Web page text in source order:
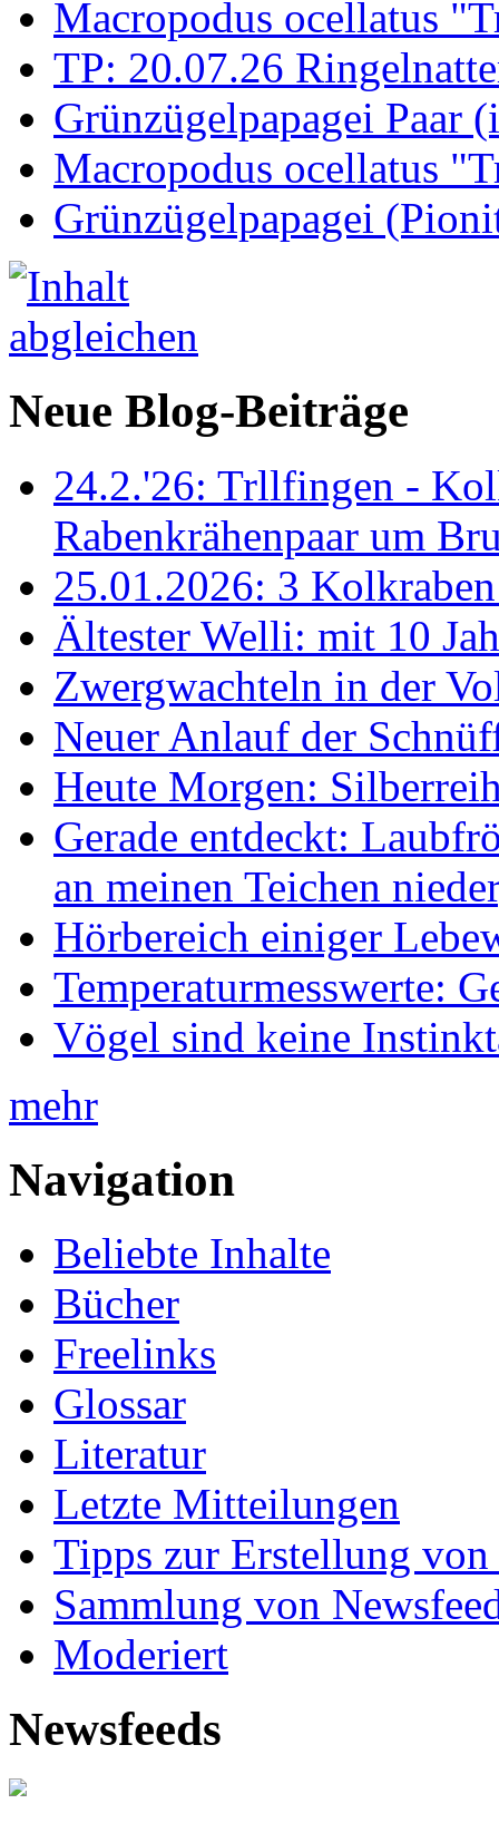
Macropodus ocellatus
TP: 20.07.26
Grünzügelpapagei Paar
Macropodus ocellatus
Grünzügelpapagei
Neue Blog-Beiträge
24.2.'26: Trllfingen -
Rabenkrähenpaar um
25.01.2026: 3
Ältester Welli: mit 10
Zwergwachteln in der
Neuer Anlauf der
Heute Morgen:
Gerade entdeckt:
an meinen Teichen
Hörbereich einiger
Temperaturmesswerte:
Vögel sind keine
mehr
Navigation
Beliebte Inhalte
Bücher
Freelinks
Glossar
Literatur
Letzte Mitteilungen
Tipps zur Erstellung
Sammlung von
Moderiert
Newsfeeds